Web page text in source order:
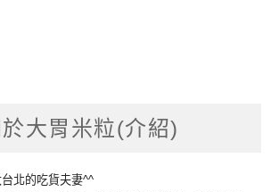
於大胃米粒(介紹)
北的吃貨夫妻^^